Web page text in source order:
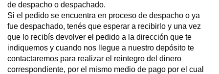
de despacho o despachado.
Si el pedido se encuentra en proceso de despacho o ya
fue despachado, tenés que esperar a recibirlo y una vez
que lo recibís devolver el pedido a la dirección que te
indiquemos y cuando nos llegue a nuestro depósito te
contactaremos para realizar el reintegro del dinero
correspondiente, por el mismo medio de pago por el cual